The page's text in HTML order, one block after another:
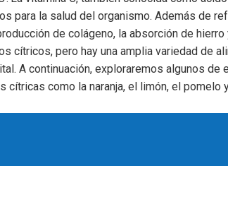
para la salud del organismo. Además de
de colágeno, la absorción de
cítricos, pero hay una amplia variedad de
A continuación, exploraremos algunos de
como la naranja, el limón, el pomelo